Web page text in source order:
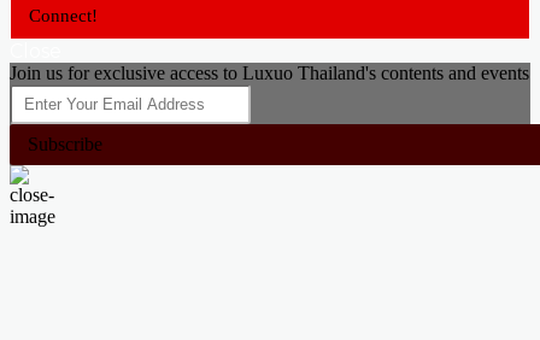
Connect!
Join us for exclusive access to Luxuo Thailand's contents and events
Subscribe